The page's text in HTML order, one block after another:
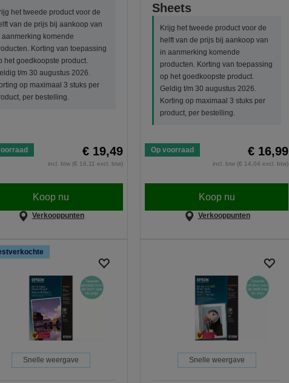
het tweede product voor de
van de prijs bij aankoop van
aanmerking komende
Korting van toepassing
het goedkoopste product.
t/m 30 augustus 2026.
op maximaal 3 stuks per
per bestelling.
€ 19,49
incl. btw (€ 16,11 excl. btw)
Koop nu
Verkooppunten
Sheets
Krijg het tweede product voor de
helft van de prijs bij aankoop van
in aanmerking komende
producten. Korting van toepassing
op het goedkoopste product.
Geldig t/m 30 augustus 2026.
Korting op maximaal 3 stuks per
product, per bestelling.
Op voorraad € 16,99
incl. btw (€ 14,04 excl. btw)
Koop nu
Verkooppunten
Snelle weergave Snelle weergave